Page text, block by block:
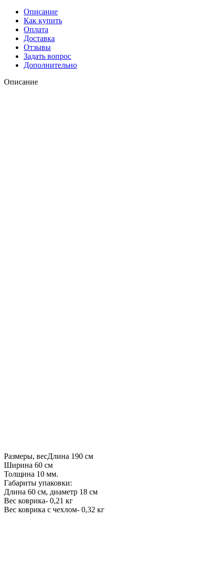
Описание
Как купить
Оплата
Доставка
Отзывы
Задать вопрос
Дополнительно
Описание
Размеры, весДлина 190 см
Ширина 60 см
Толщина 10 мм.
Габариты упаковки:
Длина 60 см, диаметр 18 см
Вес коврика- 0,21 кг
Вес коврика с чехлом- 0,32 кг